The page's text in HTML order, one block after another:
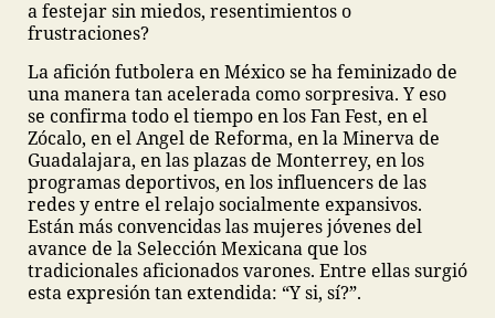
a festejar sin miedos, resentimientos o
frustraciones?
La afición futbolera en México se ha feminizado de
una manera tan acelerada como sorpresiva. Y eso
se confirma todo el tiempo en los Fan Fest, en el
Zócalo, en el Angel de Reforma, en la Minerva de
Guadalajara, en las plazas de Monterrey, en los
programas deportivos, en los influencers de las
redes y entre el relajo socialmente expansivos.
Están más convencidas las mujeres jóvenes del
avance de la Selección Mexicana que los
tradicionales aficionados varones. Entre ellas surgió
esta expresión tan extendida: “Y si, sí?”.